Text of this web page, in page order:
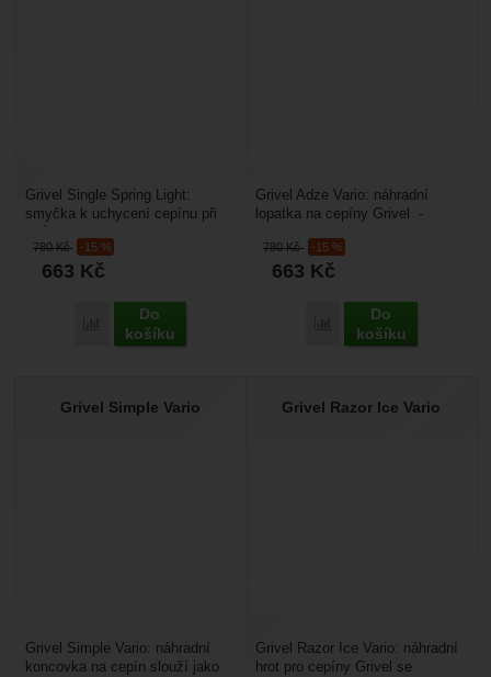
780Kč -15 %
663 Kč
Přidat 'Grivel Single Spring Light' k porovnání
Do
košíku
Grivel Single Spring Light:
smyčka k uchycení cepínu při
lezení, aniž...
780Kč -15 %
663 Kč
Přidat 'Grivel Adze
Do
košíku
Grivel Adze Vario: náhradní
lopatka na cepíny Grivel -
všechny nové cepíny...
Grivel Simple Vario
Grivel Simple Vario: náhradní
koncovka na cepín slouží jako
Grivel Razor Ice Vario
Grivel Razor Ice Vario: náhradní
hrot pro cepíny Grivel se